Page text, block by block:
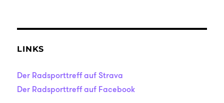
LINKS
Der Radsporttreff auf Strava
Der Radsporttreff auf Facebook